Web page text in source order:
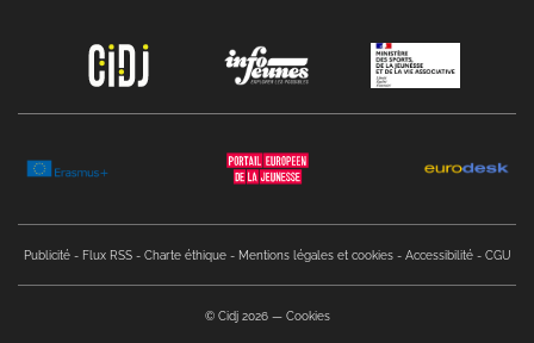
Publicité
Flux RSS Charte éthique Mentions légales et cookies Accessibilité CGU
© Cidj 2026 Cookies